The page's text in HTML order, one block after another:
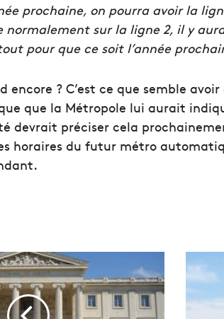
prochaine, on pourra avoir la
sur la ligne 2, il y
pour que ce soit l’année
encore ? C’est ce que semble
que la Métropole lui aurait
devrait préciser cela
horaires du futur métro
'
a
p